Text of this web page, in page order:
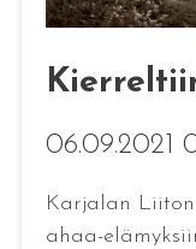
06.09.2021
Karjalan
ahaa-